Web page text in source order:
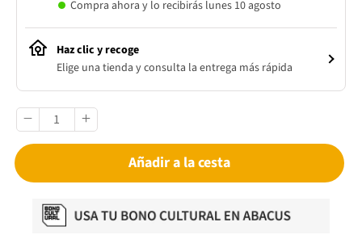
Compra ahora y lo recibirás lunes 10 agosto
Haz clic y recoge
Elige una tienda y consulta la entrega más rápida
Añadir a la cesta